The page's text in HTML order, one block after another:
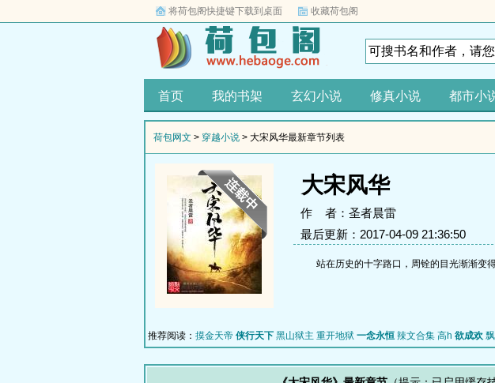
将荷包阁快捷键下载到桌面 收藏荷包阁
首页 我的书架 玄幻小说 修真小说 都市小
荷包网文 > 穿越小说 > 大宋风华最新章节列表
大宋风华
作 者：圣者晨雷
最后更新：2017-04-09 21:36:50
站在历史的十字路口，周铨的目光渐渐变
推荐阅读： 摸金天帝 侠行天下 黑山狱主 重开地狱 一念永恒 辣文合集 高h 欲成欢